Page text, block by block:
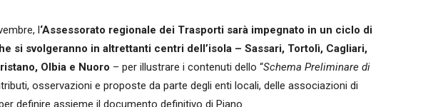
l‘Assessorato regionale dei Trasporti sarà impegnato in un ciclo di
si svolgeranno in altrettanti centri dell’isola – Sassari, Tortolì, Cagliari,
Olbia e Nuoro – per illustrare i contenuti dello “Schema Preliminare di
osservazioni e proposte da parte degli enti locali, delle associazioni di
definire assieme il documento definitivo di Piano.